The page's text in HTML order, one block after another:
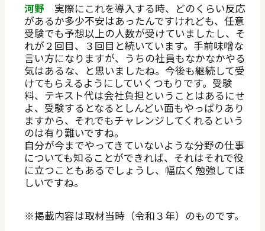
河野 実際にこれを導入する時、どのくらい反応
があるか多少不安はあったんですけれども、任意
受験でも予想以上の人数が受けていましたし、そ
れが２回目、３回目と続いています。手前味噌な
言い方になりますが、うちの社員もなかなかやる
気はあるな、と思いましたね。今後も継続して受
けてもらえるようにしていくつもりです。受験
料、テキスト代は会社負担ということはあるにせ
よ、受験するとなるとしんどい面もやっぱりあり
ますから、それでもチャレンジしてくれるという
のは有り難いですね。
自分が今までやってきていないような分野の仕事
についても知ることができれば、それはそれで役
に立つこともあるでしょうし、幅広く勉強してほ
しいですね。
※掲載内容は取材当時（令和３年）のものです。